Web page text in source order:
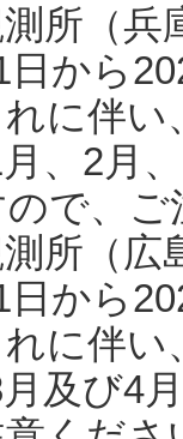
所（
日から
に伴い
、2月
で、
所（
日から
に伴い
及び4